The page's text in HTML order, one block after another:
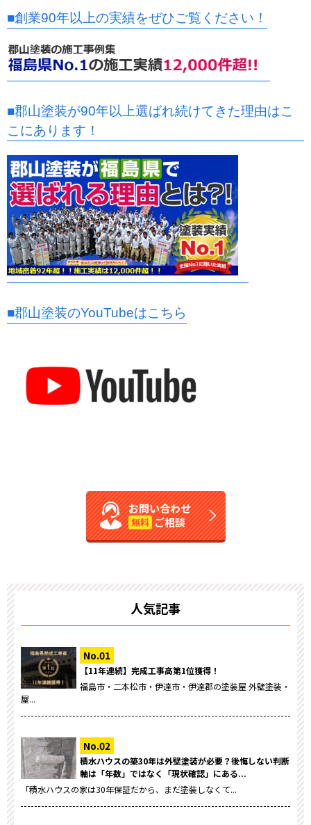
■創業90年以上の実績をぜひご覧ください！
■郡山塗装が90年以上選ばれ続けてきた理由はこ
こにあります！
■郡山塗装のYouTubeはこちら
お問い合わせ
無料 ご相談
人気記事
【11年連続】完成工事高第1位獲得！
福島市・二本松市・伊達市・伊達郡の塗装屋 外壁塗装・
屋...
積水ハウスの築30年は外壁塗装が必要？後悔しない判断
軸は「年数」ではなく「現状確認」にある...
「積水ハウスの家は30年保証だから、まだ塗装しなくて...